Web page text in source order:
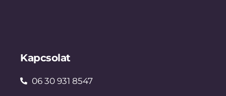
Kapcsolat
06 30 931 8547